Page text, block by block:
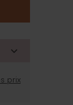
prix